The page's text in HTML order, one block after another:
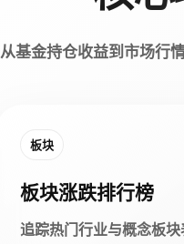
从基金持仓收益到市场行
板块
板块涨跌排行榜
追踪热门行业与概念板块